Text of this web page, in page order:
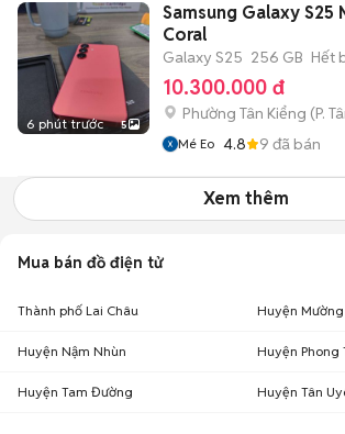
6 phút trước 5
Samsung Galaxy S25
Coral
Galaxy S25 256 GB Hết
10.300.000 đ
Phường Tân Kiểng (P.
Mé Eo 4.8 9 đã bán
Xem thêm
Mua bán đồ điện tử
Thành phố Lai Châu Huyện Mường
Huyện Nậm Nhùn Huyện Phong
Huyện Tam Đường Huyện Tân